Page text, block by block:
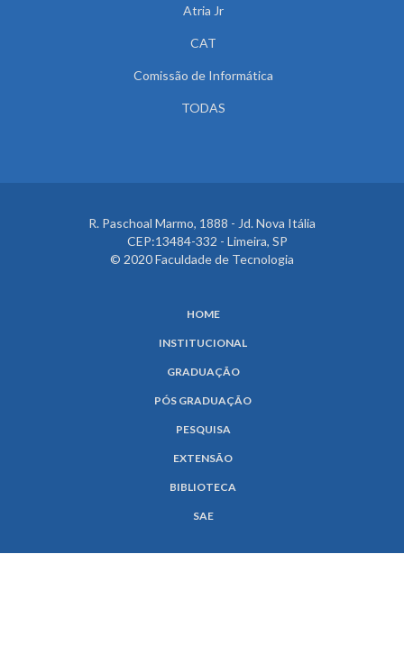
Atria Jr
CAT
Comissão de Informática
TODAS
R. Paschoal Marmo, 1888 - Jd. Nova Itália
CEP:13484-332 - Limeira, SP
© 2020 Faculdade de Tecnologia
HOME
INSTITUCIONAL
GRADUAÇÃO
PÓS GRADUAÇÃO
PESQUISA
EXTENSÃO
BIBLIOTECA
SAE